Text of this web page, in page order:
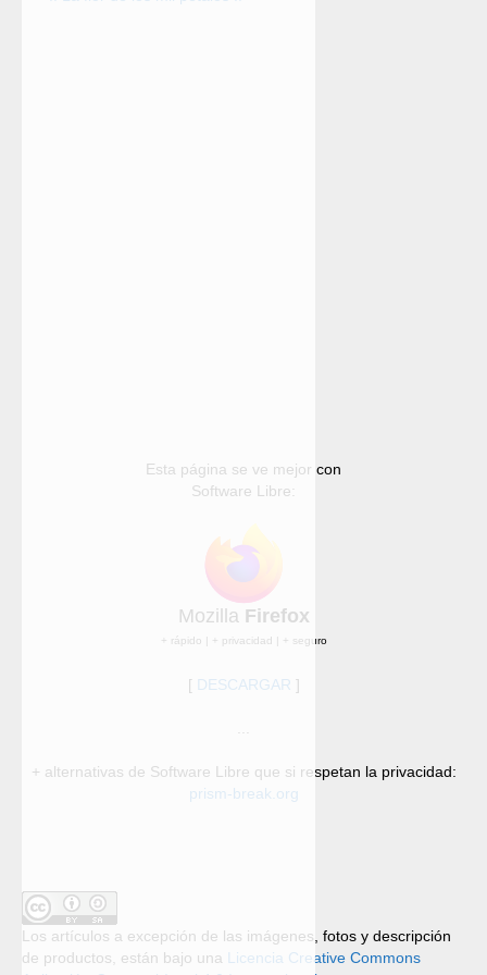
Esta página se ve mejor con
Software Libre:
Mozilla Firefox
+ rápido | + privacidad | + seguro
[ DESCARGAR ]
+ alternativas de Software Libre que si respetan la privacidad:
prism-break.org
Los artículos a excepción de las imágenes, fotos y descripción
de productos, están bajo una Licencia Creative Commons